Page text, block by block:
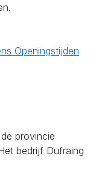
Openingstijden
provincie
bedrijf Dufraing